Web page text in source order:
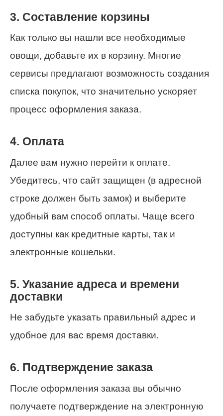
3. Составление корзины
Как только вы нашли все необходимые
овощи, добавьте их в корзину. Многие
сервисы предлагают возможность создания
списка покупок, что значительно ускоряет
процесс оформления заказа.
4. Оплата
Далее вам нужно перейти к оплате.
Убедитесь, что сайт защищен (в адресной
строке должен быть замок) и выберите
удобный вам способ оплаты. Чаще всего
доступны как кредитные карты, так и
электронные кошельки.
5. Указание адреса и времени
доставки
Не забудьте указать правильный адрес и
удобное для вас время доставки.
6. Подтверждение заказа
После оформления заказа вы обычно
получаете подтверждение на электронную